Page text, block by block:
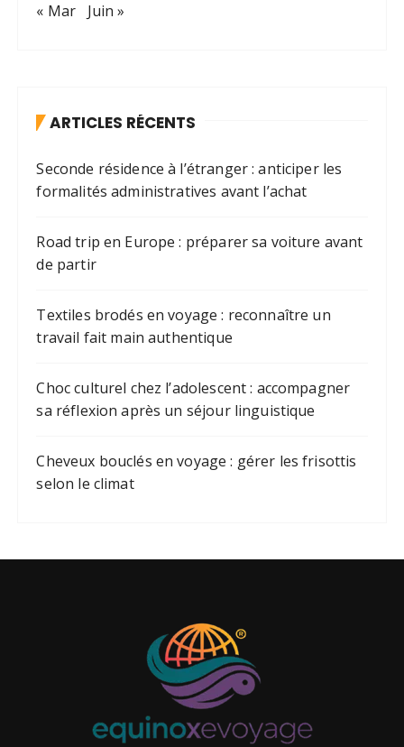
« Mar Juin »
ARTICLES RÉCENTS
Seconde résidence à l’étranger : anticiper les
formalités administratives avant l’achat
Road trip en Europe : préparer sa voiture avant
de partir
Textiles brodés en voyage : reconnaître un
travail fait main authentique
Choc culturel chez l’adolescent : accompagner
sa réflexion après un séjour linguistique
Cheveux bouclés en voyage : gérer les frisottis
selon le climat